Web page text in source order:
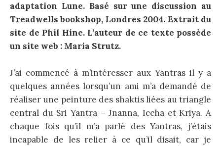
adaptation Lune. Basé sur une discussion au
Treadwells bookshop, Londres 2004. Extrait du
site de Phil Hine. L’auteur de ce texte possède
un site web : Maria Strutz.
J’ai commencé à m’intéresser aux Yantras il y a
quelques années lorsqu’un ami m’a demandé de
réaliser une peinture des shaktis liées au triangle
central du Sri Yantra – Jnanna, Iccha et Kriya. A
chaque fois qu’il m’a parlé des Yantras, j’étais
incapable de les relier à ce qu’il disait, car je